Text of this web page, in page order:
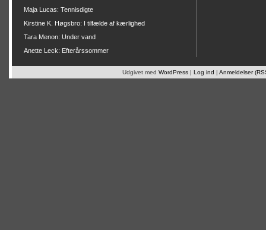
Maja Lucas: Tennisdigte
Kirstine K. Høgsbro: I tilfælde af kærlighed
Tara Menon: Under vand
Anette Leck: Efterårssommer
Udgivet med WordPress | Log ind | Anmeldelser